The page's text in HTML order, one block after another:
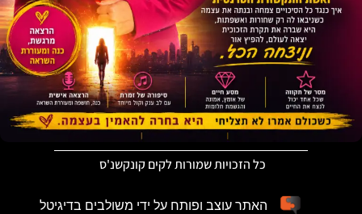
כל הזכויות שמורות לקים קונקשנ'ס
האתר עוצב ופותח על ידי משולבים בדיגיטל